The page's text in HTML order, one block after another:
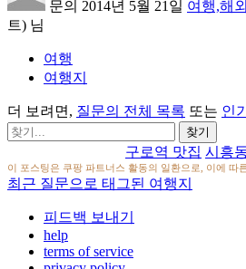
문의 2014년 5월 21일 여행,해
트) 님
여행
여행지
더 보려면, 질문의 전체 목록 또는 인
구로역 맛집 시흥
이 포스팅은 쿠팡 파트너스 활동의 일환으로, 이에 따
최근 질문으로 태그된 여행지
피드백 보내기
help
terms of service